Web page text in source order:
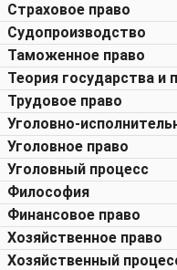
Страховое право
Судопроизводство
Таможенное право
Теория государства и
Трудовое право
Уголовно-
Уголовное право
Уголовный процесс
Философия
Финансовое право
Хозяйственное право
Хозяйственный